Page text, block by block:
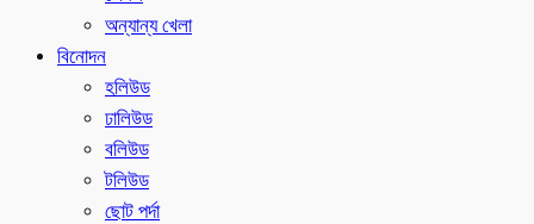
অন্যান্য খেলা
বিনোদন
হলিউড
ঢালিউড
বলিউড
টলিউড
ছোট পর্দা